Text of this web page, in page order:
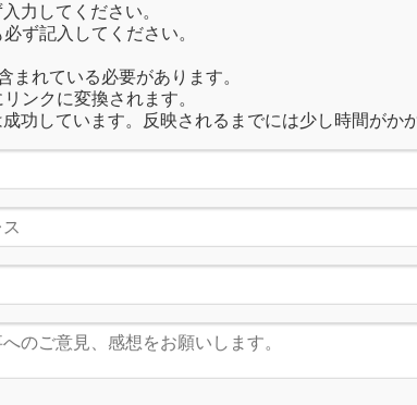
力してください。
ず記入してください。
まれている必要があります。
ンクに変換されます。
功しています。反映されるまでには少し時間がか